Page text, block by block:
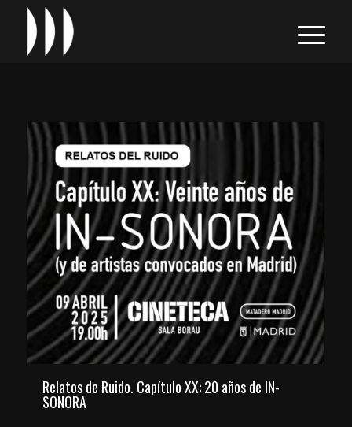
Relatos de Ruido. Capítulo XX: 20 años de IN-
SONORA